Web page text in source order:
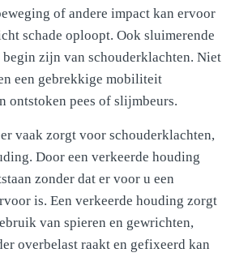
of andere impact kan ervoor
schade oploopt. Ook sluimerende
zijn van schouderklachten. Niet
een gebrekkige mobiliteit
ontstoken pees of slijmbeurs.
vaak zorgt voor schouderklachten,
Door een verkeerde houding
zonder dat er voor u een
is. Een verkeerde houding zorgt
van spieren en gewrichten,
overbelast raakt en gefixeerd kan